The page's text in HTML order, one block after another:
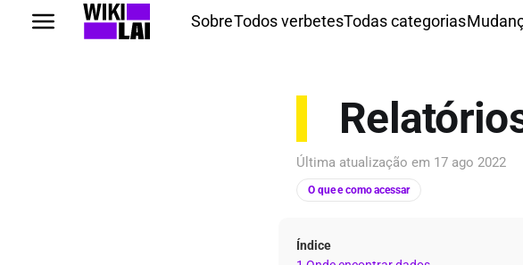
SobreTodos verbetesTodas categorias
Última atualização em 17 ago 2022
O que e como acessar
Índice